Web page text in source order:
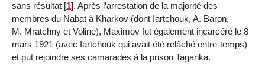
sans résultat [1]. Après l’arrestation de la majorité des
membres du Nabat à Kharkov (dont Iartchouk, A. Baron,
M. Mratchny et Voline), Maximov fut également incar­céré le 8
mars 1921 (avec Iartchouk qui avait été relâché entre-temps)
et put rejoindre ses camarades à la pri­son Taganka.